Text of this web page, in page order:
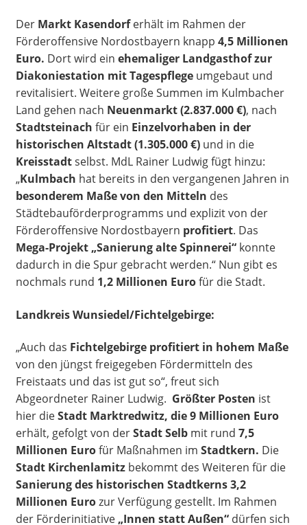
Der Markt Kasendorferhält im Rahmen der
Förderoffensive Nordostbayern knapp 4,5 Millionen
Euro. Dort wird ein ehemaliger Landgasthof zur
Diakoniestation mit Tagespflegeumgebaut und
revitalisiert. Weitere große Summen im Kulmbacher
Land gehen nach Neuenmarkt (2.837.000 €), nach
Stadtsteinach für ein Einzelvorhaben in der
historischen Altstadt (1.305.000 €)und in die
Kreisstadtselbst. MdL Rainer Ludwig fügt hinzu:
„Kulmbach hat bereits in den vergangenen Jahren in
besonderem Maße von den Mitteln des
Städtebauförderprogramms und explizit von der
Förderoffensive Nordostbayern profitiert. Das
Mega-Projekt „Sanierung alte Spinnerei“konnte
dadurch in die Spur gebracht werden.“ Nun gibt es
nochmals rund 1,2 Millionen Eurofür die Stadt.
Landkreis Wunsiedel/Fichtelgebirge:
„Auch das Fichtelgebirge profitiert in hohem Maße
von den jüngst freigegeben Fördermitteln des
Freistaats und das ist gut so“, freut sich
Abgeordneter Rainer Ludwig. Größter Posten ist
hier dieStadt Marktredwitz, die 9 Millionen Euro
erhält, gefolgt von derStadt Selbmit rund 7,5
Millionen Eurofür Maßnahmen im Stadtkern. Die
Stadt Kirchenlamitzbekommt des Weiteren für die
Sanierung des historischen Stadtkerns 3,2
Millionen Eurozur Verfügung gestellt. Im Rahmen
der Förderinitiative „Innen statt Außen“dürfen sich